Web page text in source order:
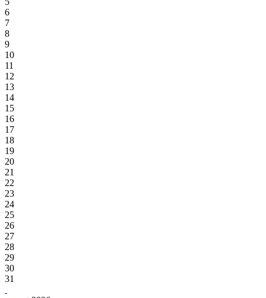
6
7
8
9
10
11
12
13
14
15
16
17
18
19
20
21
22
23
24
25
26
27
28
29
30
31